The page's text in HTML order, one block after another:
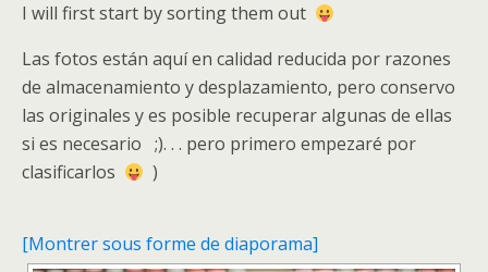
I will first start by sorting them out
Las fotos están aquí en calidad reducida por razones
de almacenamiento y desplazamiento, pero conservo
las originales y es posible recuperar algunas de ellas
si es necesario ;). . . pero primero empezaré por
clasificarlos
)
[Montrer sous forme de diaporama]